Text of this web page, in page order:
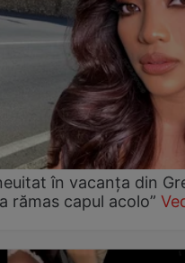
în vacanța din
rămas capul acolo”